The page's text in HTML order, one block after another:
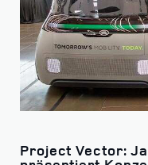
Project Vector: